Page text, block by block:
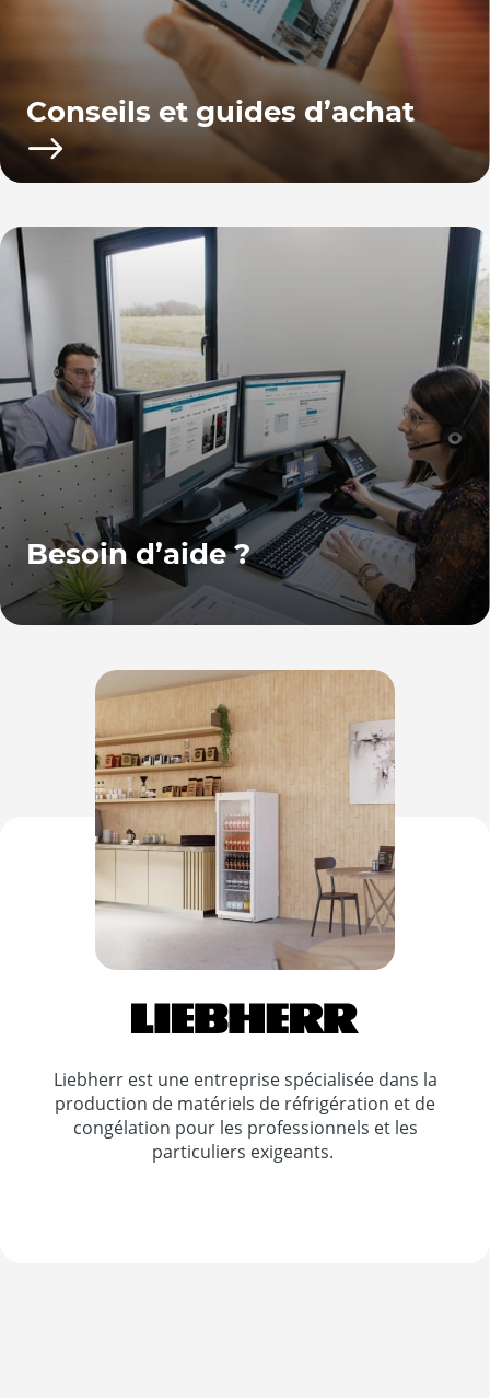
Conseils et guides d’achat
Besoin d’aide ?
Liebherr est une entreprise spécialisée dans la
production de matériels de réfrigération et de
congélation pour les professionnels et les
particuliers exigeants.